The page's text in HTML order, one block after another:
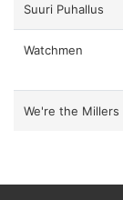
Suuri Puhallus
Watchmen
We're the Millers